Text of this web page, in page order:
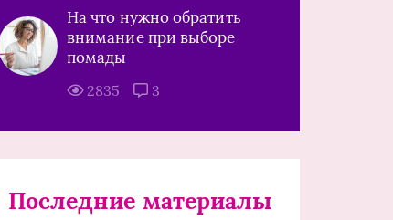
На что нужно обратить
внимание при выборе
помады
2835 3
Последние материалы